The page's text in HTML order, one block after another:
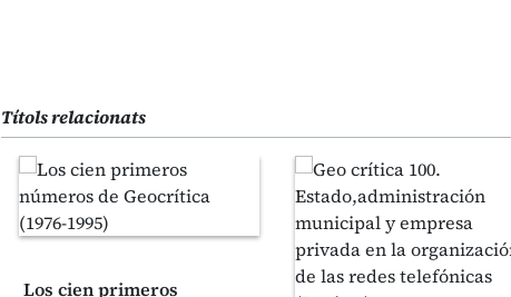
Títols relacionats
Los cien primeros